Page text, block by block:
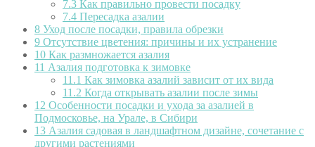
7.3 Как правильно провести посадку
7.4 Пересадка азалии
8 Уход после посадки, правила обрезки
9 Отсутствие цветения: причины и их устранение
10 Как размножается азалия
11 Азалия подготовка к зимовке
11.1 Как зимовка азалий зависит от их вида
11.2 Когда открывать азалии после зимы
12 Особенности посадки и ухода за азалией в
Подмосковье, на Урале, в Сибири
13 Азалия садовая в ландшафтном дизайне, сочетание с
другими растениями